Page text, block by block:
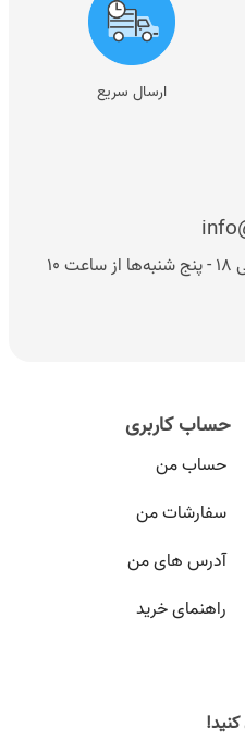
شنبه تا چهارشنبه از ساعت ۱۰ الی ۱۸ - پنج شنبه‌ها از ساعت ۱۰
ارسال سریع
حساب کاربری
حساب من
سفارشات من
آدرس های من
راهنمای خرید